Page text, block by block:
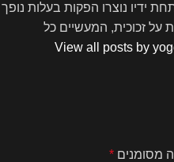
ידיו נוצרו הפקות בעלות נופך
על זכוכית, המעשיים כל
View all posts by
מסומנים *